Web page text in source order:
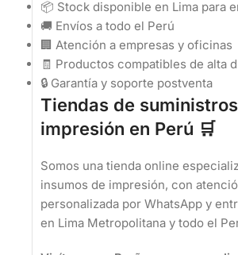
📦 Stock disponible en Lima para
🚚 Envíos a todo el Perú
🏢 Atención a empresas y oficinas
🧾 Productos compatibles de alta
🔒 Garantía y soporte postventa
Tiendas de
impresión en Perú 🛒
Somos una tienda online
insumos de impresión, con
personalizada por WhatsApp y
en Lima Metropolitana y todo el